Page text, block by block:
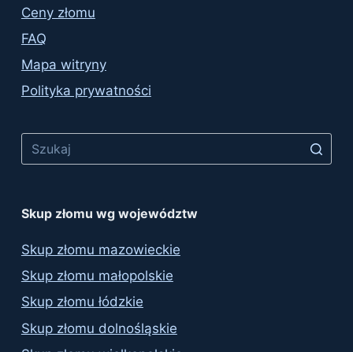
Ceny złomu
FAQ
Mapa witryny
Polityka prywatności
Skup złomu wg województw
Skup złomu mazowieckie
Skup złomu małopolskie
Skup złomu łódzkie
Skup złomu dolnośląskie